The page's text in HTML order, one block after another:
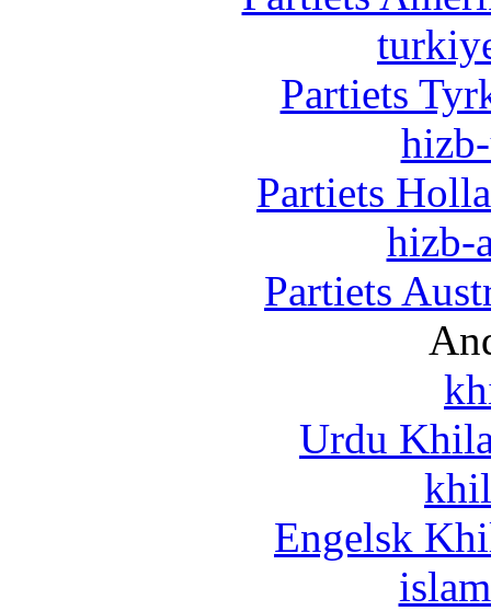
Partiets
Partiets
hizb-
Partiets
Urdu
Engelsk